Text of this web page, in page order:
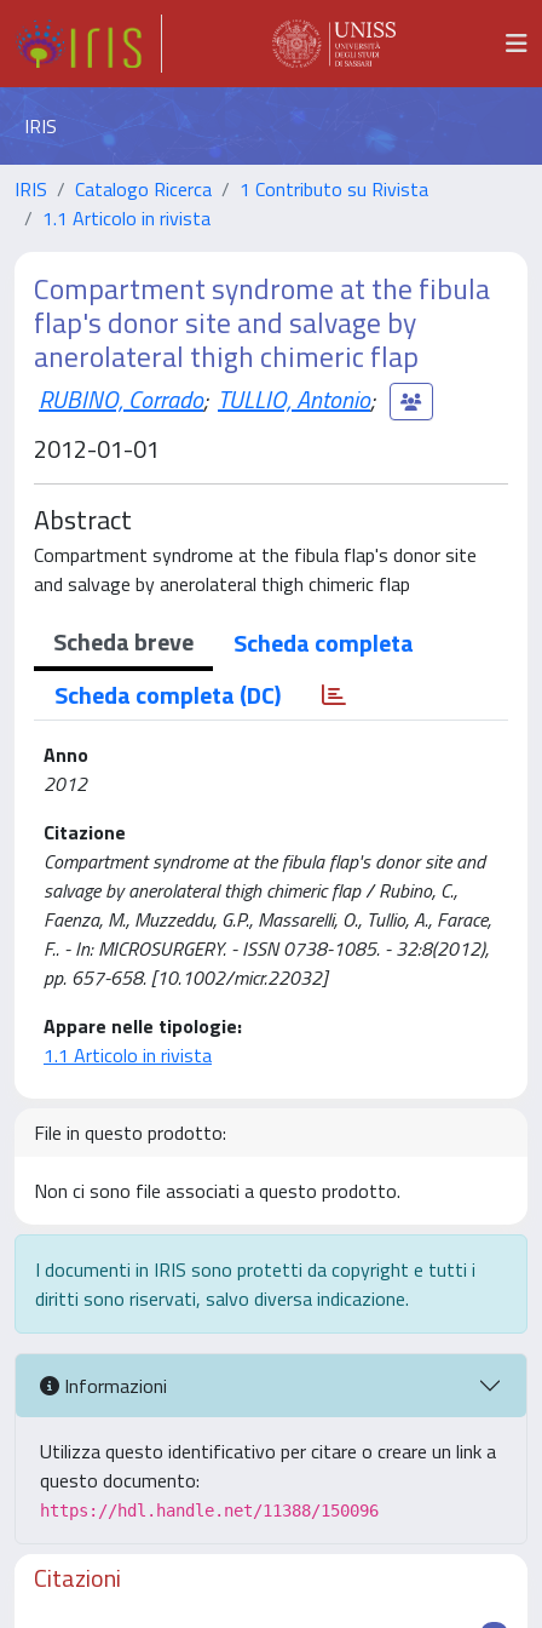
IRIS
IRIS Catalogo Ricerca
1 Contributo su Rivista
1.1 Articolo in rivista
Compartment syndrome at the fibula
flap's donor site and salvage by
anerolateral thigh chimeric flap
RUBINO, Corrado; TULLIO, Antonio;
2012-01-01
Abstract
Compartment syndrome at the fibula flap's donor site
and salvage by anerolateral thigh chimeric flap
Scheda breve
Scheda completa
Scheda completa (DC)
Anno
2012
Citazione
Compartment syndrome at the fibula flap's donor site and
salvage by anerolateral thigh chimeric flap / Rubino, C.,
Faenza, M., Muzzeddu, G.P., Massarelli, O., Tullio, A., Farace,
F.. - In: MICROSURGERY. - ISSN 0738-1085. - 32:8(2012),
pp. 657-658. [10.1002/micr.22032]
Appare nelle tipologie:
1.1 Articolo in rivista
File in questo prodotto:
Non ci sono file associati a questo prodotto.
I documenti in IRIS sono protetti da copyright e tutti i
diritti sono riservati, salvo diversa indicazione.
Informazioni
Utilizza questo identificativo per citare o creare un link a
questo documento:
https://hdl.handle.net/11388/150096
Citazioni